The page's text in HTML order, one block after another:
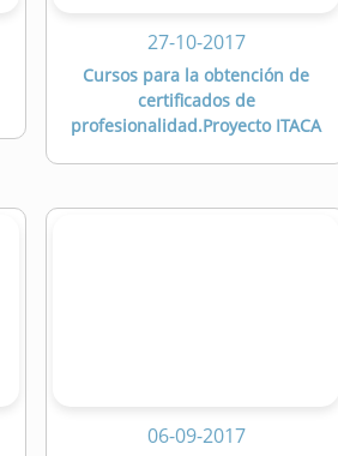
27-10-2017
Cursos para la obtención de
certificados de
profesionalidad.Proyecto ITACA
06-09-2017